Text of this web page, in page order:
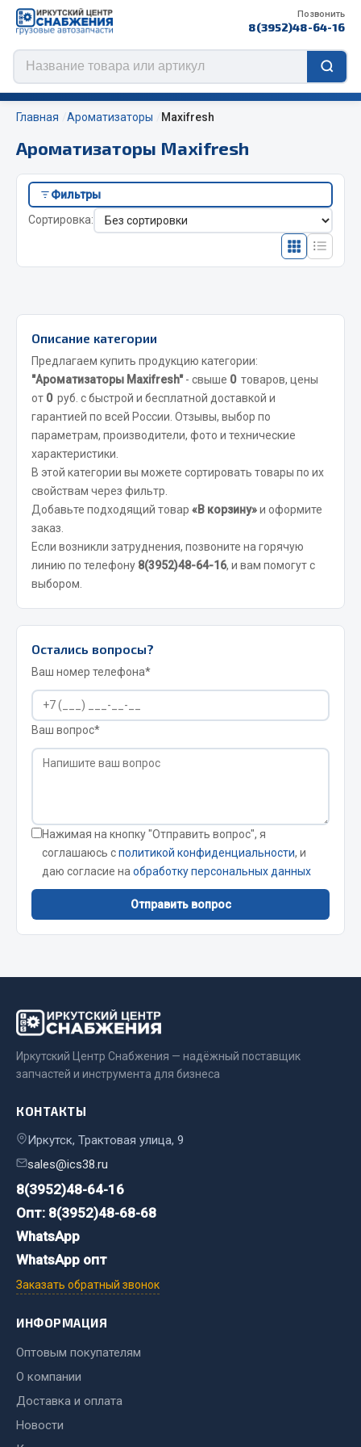
Позвонить
8(3952)48-64-16
Цепи противоскольжения
ЦЕПИ РОССИЯ
Весь раздел
Отопители салона, подогреватели
Автономные воздушные отопители
Жидкостные подогреватели
Отопители салона
Подогреватели тосола
Весь раздел
Автотовары
Автокаталоги
Аксессуары автомобильные
Аптечки и знаки автомобильные
Брызговики
Вентиляторы кабины
Вымпела
Показать ещё
Смазочные материалы
Масла
Охладжающие жидкости
Технические жидкости
МЕТИЗЫ
Болты
Гайки
Кольца стопорные
Пробки
Пружины
Хомуты
Показать ещё
Весь раздел
Camozzi
Адаптеры и переходники
Тройники
Главная Ароматизаторы Maxifresh
Ароматизаторы Maxifresh
Фильтры
Сортировка:
Описание категории
Предлагаем купить продукцию категории:
"Ароматизаторы Maxifresh"- свыше 0 товаров, цены
от 0 руб. с быстрой и бесплатной доставкой и
гарантией по всей России. Отзывы, выбор по
параметрам, производители, фото и технические
характеристики.
В этой категории вы можете сортировать товары по их
свойствам через фильтр.
Добавьте подходящий товар «В корзину»и оформите
заказ.
Если возникли затруднения, позвоните на горячую
линию по телефону 8(3952)48-64-16, и вам помогут с
выбором.
Остались вопросы?
Ваш номер телефона*
Ваш вопрос*
Нажимая на кнопку "Отправить вопрос", я
соглашаюсь сполитикой конфиденциальности, и
даю согласие на обработку персональных данных
Отправить вопрос
Иркутский Центр Снабжения — надёжный поставщик
запчастей и инструмента для бизнеса
КОНТАКТЫ
Иркутск, Трактовая улица, 9
sales@ics38.ru
8(3952)48-64-16
Опт: 8(3952)48-68-68
WhatsApp
WhatsApp опт
Заказать обратный звонок
ИНФОРМАЦИЯ
Оптовым покупателям
О компании
Доставка и оплата
Новости